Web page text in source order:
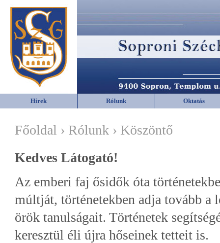
Hírek Rólunk Oktatás
Főoldal › Rólunk › Köszöntő
Kedves Látogató!
Az emberi faj ősidők óta
múltját, történetekben adja tovább a
örök tanulságait. Történetek
keresztül éli újra hőseinek tetteit is.